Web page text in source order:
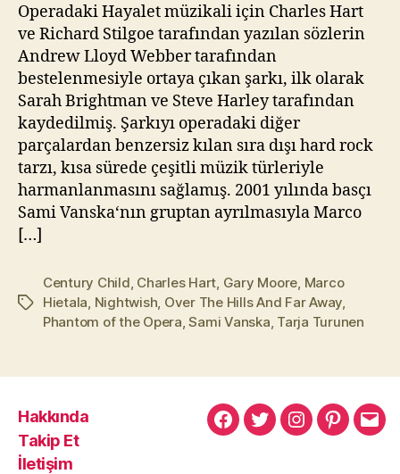
a
z
(Efsane
Coverlar
Operadaki Hayalet müzikali için Charles Hart
ve Richard Stilgoe tarafından yazılan sözlerin
Andrew Lloyd Webber tarafından
bestelenmesiyle ortaya çıkan şarkı, ilk olarak
Sarah Brightman ve Steve Harley tarafından
kaydedilmiş. Şarkıyı operadaki diğer
parçalardan benzersiz kılan sıra dışı hard rock
tarzı, kısa sürede çeşitli müzik türleriyle
harmanlanmasını sağlamış. 2001 yılında basçı
Sami Vanska‘nın gruptan ayrılmasıyla Marco
[…]
Etiketler
Century Child Charles Hart Gary Moore Marco
Hietala Nightwish Over The Hills And Far Away
Phantom of the Opera ,Sami Vanska Tarja Turunen
Hakkında
Takip Et
İletişim
MuratMuratMuratPinterest